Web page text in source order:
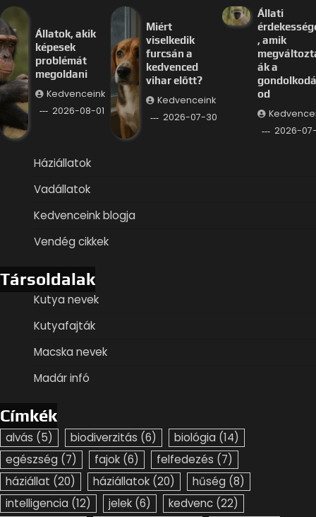
Állatok, akik
képesek
problémát
megoldani
Kedvenceink
2026-08-01
Miért
viselkedik
furcsán a
kedvenced
vihar előtt?
Kedvenceink
2026-07-30
Állati
, amik
ák a
od
2026-
Háziállatok
Vadállatok
Kedvenceink blogja
Vendég cikkek
Társoldalak
Kutya nevek
Kutyafajták
Macska nevek
Madár infó
Címkék
alvás (5) biodiverzitás (6) biológia (14)
egészség (7) fajok (6) felfedezés (7)
háziállat (20) háziállatok (20) hűség (8)
intelligencia (12) jelek (6) kedvenc (22)